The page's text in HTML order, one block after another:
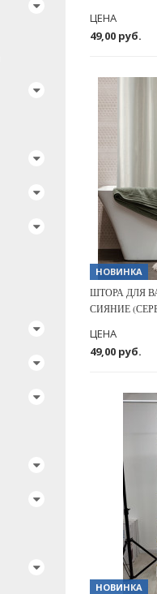
49,00 руб.
ЦЕНА
Previous
НОВИНКА
ШТОРА ДЛЯ
СИЯНИЕ
49,00 руб.
ЦЕНА
Previous
НОВИНКА